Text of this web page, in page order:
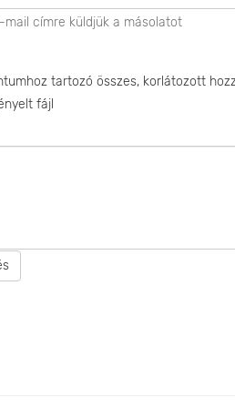
címre küldjük a másolatot
tartozó összes, korlátozott
fájl